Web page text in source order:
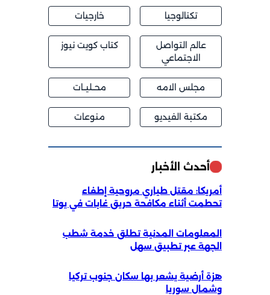
تكنالوجيا خارجيات
عالم التواصل
الاجتماعي
كتاب كويت نيوز
مجلس الامه محــليــات
مكتبة الفيديو منوعات
أحدث الأخبار
أمريكا: مقتل طياري مروحية إطفاء
تحطمت أثناء مكافحة حريق غابات في يوتا
المعلومات المدنية تطلق خدمة شطب
الجهة عبر تطبيق سهل
هزة أرضية يشعر بها سكان جنوب تركيا
وشمال سوريا